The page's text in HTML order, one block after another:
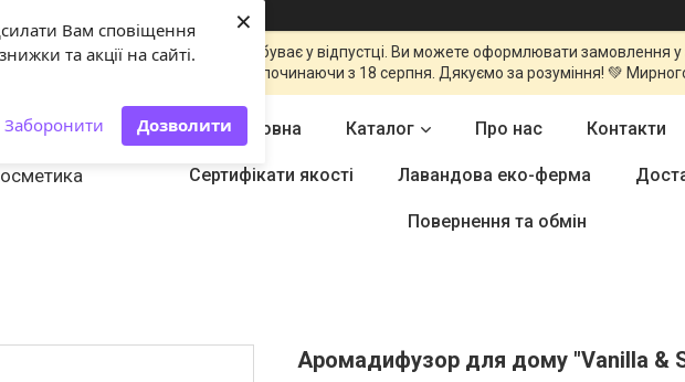
Вам сповіщення
та акції на сайті.
Заборонити Дозволити
×
по 18 серпня наша команда перебуває у відпустці. Ви можете оформлювати замовлення
оброблені починаючи з 18 серпня. Дякуємо за розуміння! 💚
Головна Каталог Про нас Контакти
Сертифікати якості Лавандова еко-ферма
Повернення та обмін
Аромадифузор для дому "Vanilla &